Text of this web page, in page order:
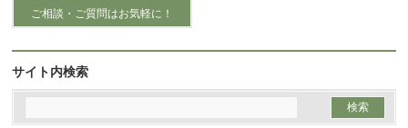
ご相談・ご質問はお気軽に！
サイト内検索